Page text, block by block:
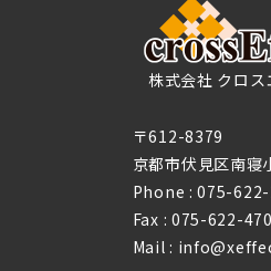
株式会社 クロス
〒612-8379
京都市伏見区南寝
Phone :075-
Fax : 075-622-
Mail :